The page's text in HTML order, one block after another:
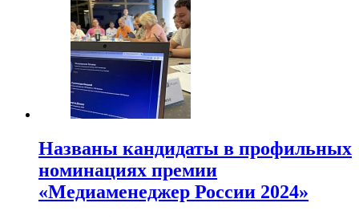
Названы кандидаты в профильных
номинациях премии
«Медиаменеджер России 2024»